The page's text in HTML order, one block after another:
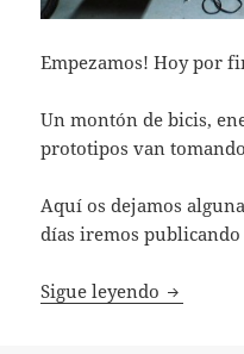
Empezamos! Hoy por
Un montón de bicis,
prototipos van
Aquí os dejamos
días iremos publicando
Sigue leyendo Ciclos